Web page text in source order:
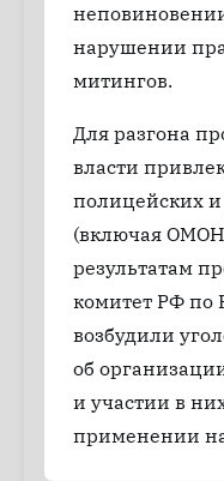
нарушении
митингов.
Для разгона
власти
полицейских и
(включая ОМОН
результатам
комитет РФ по
возбудили
об
и участии в
применении